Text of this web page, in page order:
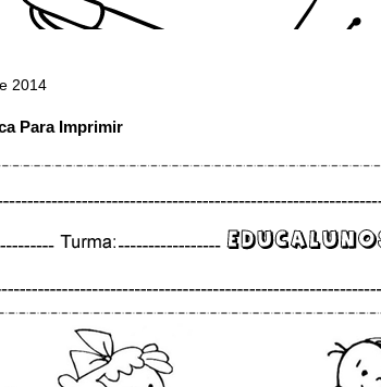
2014
Para Imprimir